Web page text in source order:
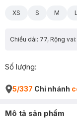
XS S M L
Số lượng:
5/337 Chi nhánh
Mô tả sản phẩm